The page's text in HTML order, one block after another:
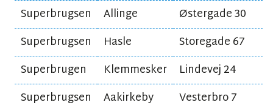
Superbrugsen
Allinge
Østergade 30
Superbrugsen
Hasle
Storegade 67
Superbrugen
Klemmesker
Lindevej 24
Superbrugsen
Aakirkeby
Vesterbro 7